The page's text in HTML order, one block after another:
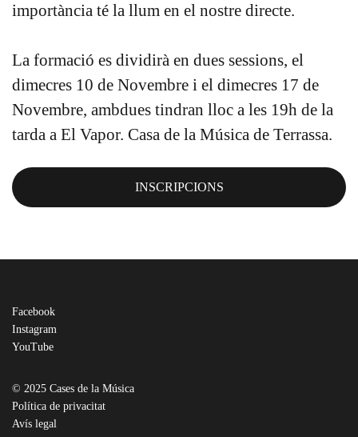
importància té la llum en el nostre directe.
La formació es dividirà en dues sessions, el
dimecres 10 de Novembre i el dimecres 17 de
Novembre, ambdues tindran lloc a les 19h de la
tarda a El Vapor. Casa de la Música de Terrassa.
INSCRIPCIONS
Facebook
Instagram
YouTube
© 2025 Cases de la Música
Política de privacitat
Avís legal